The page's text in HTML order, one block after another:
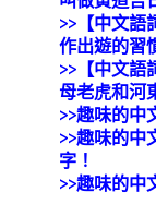
>>【中文語
作出遊的習
>>【中文語
母老虎和河
>>趣味的中
>>趣味的中
字！
>>趣味的中